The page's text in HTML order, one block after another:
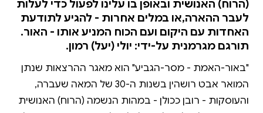
(הרוח) האנושית ובאופן בו עלינו לפעול כדי לעלות
לעבר ההארה,או במלים אחרות - להגיע לתודעת
האחדות עם היקום ועם הכוח המניע אותו - האור.
תורגם מגרמנית על-ידי: יולי (יעל) רמון.
"באור-האמת - מסר-הגביע" הוא מאגר ההרצאות שנתן
המואר אבט רושהין בשנות ה-30 של המאה שעברה,
והעוסקות - רובן ככולן - במהות הנשמה (הרוח) האנושית